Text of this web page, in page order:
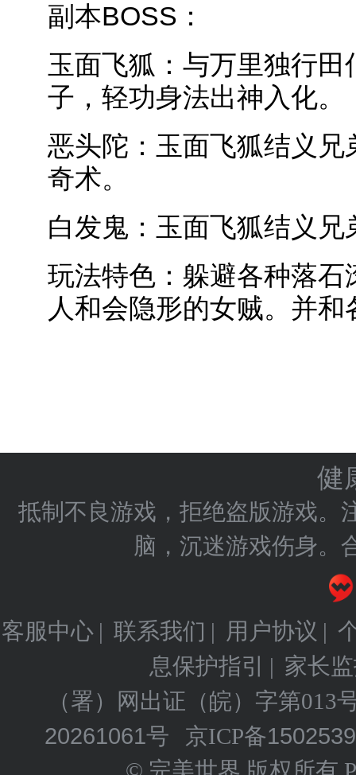
副本BOSS：
玉面飞狐：与万里独行
子，轻功身法出神入化。
恶头陀：玉面飞狐结义
奇术。
白发鬼：玉面飞狐结义
玩法特色：躲避各种落
人和会隐形的女贼。并
健
抵制不良游戏，拒绝盗版游戏。
脑，沉迷游戏伤身。
客服中心 | 联系我们 | 用户协议 |
息保护指引 | 家长
（署）网出证（皖）字第013
20261061号 京ICP备